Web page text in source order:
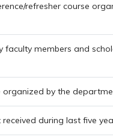
refresher course
faculty members and
organized by the
during last five